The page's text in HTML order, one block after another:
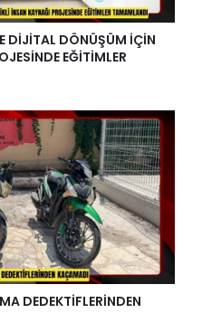
DİJİTAL DÖNÜŞÜM İÇİN
EĞİTİMLER
DEDEKTİFLERİNDEN